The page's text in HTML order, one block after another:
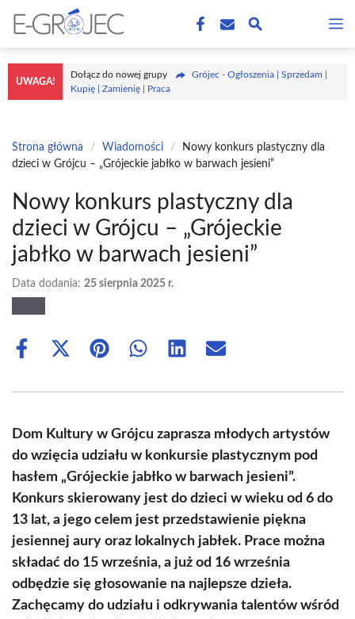
treści
UWAGA!
Dołącz do nowej grupy
Grójec - Ogłoszenia | Sprzedam |
Kupię | Zamienię | Praca
Strona główna / Wiadomości /
Nowy konkurs plastyczny dla
dzieci w Grójcu – „Grójeckie jabłko w barwach jesieni”
Nowy konkurs plastyczny dla
dzieci w Grójcu – „Grójeckie
jabłko w barwach jesieni”
Data dodania: 25 sierpnia 2025 r.
Share
Share
(Twitter)
Share Share Share Share
Dom Kultury w Grójcu zaprasza młodych artystów
do wzięcia udziału w konkursie plastycznym pod
hasłem „Grójeckie jabłko w barwach jesieni”.
Konkurs skierowany jest do dzieci w wieku od 6 do
13 lat, a jego celem jest przedstawienie piękna
jesiennej aury oraz lokalnych jabłek. Prace można
składać do 15 września, a już od 16 września
odbędzie się głosowanie na najlepsze dzieła.
Zachęcamy do udziału i odkrywania talentów wśród